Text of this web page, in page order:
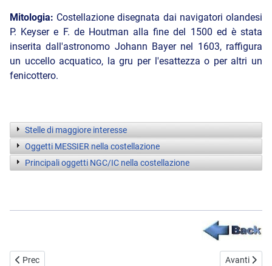
Mitologia: Costellazione disegnata dai navigatori olandesi
P. Keyser e F. de Houtman alla fine del 1500 ed è stata
inserita dall'astronomo Johann Bayer nel 1603, raffigura
un uccello acquatico, la gru per l'esattezza o per altri un
fenicottero.
Stelle di maggiore interesse
Oggetti MESSIER nella costellazione
Principali oggetti NGC/IC nella costellazione
Articolo precedente: Costellazione Giraffa
Prec Articolo
Avanti